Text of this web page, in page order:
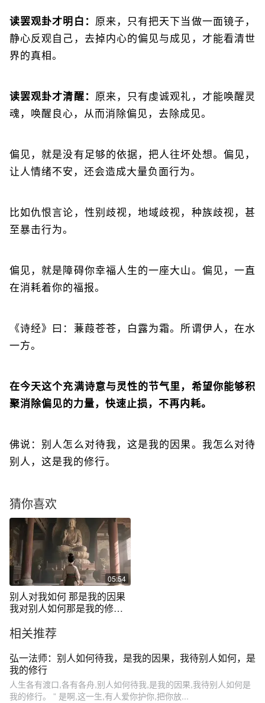
读罢观卦才明白： 原来，只有把天下当做一面镜子，
静心反观自己，去掉内心的偏见与成见，才能看清世
界的真相。
读罢观卦才清醒： 原来，只有虔诚观礼，才能唤醒灵
魂，唤醒良心，从而消除偏见，去除成见。
偏见，就是没有足够的依据，把人往坏处想。偏见，
让人情绪不安，还会造成大量负面行为。
比如仇恨言论，性别歧视，地域歧视，种族歧视，甚
至暴击行为。
偏见，就是障碍你幸福人生的一座大山。偏见，一直
在消耗着你的福报。
《诗经》曰：蒹葭苍苍，白露为霜。所谓伊人，在水
一方。
在今天这个充满诗意与灵性的节气里，希望你能够积
聚消除偏见的力量，快速止损，不再内耗。
佛说：别人怎么对待我，这是我的因果。我怎么对待
别人，这是我的修行。
猜你喜欢
05:54
别人对我如何 那是我的因果
我对别人如何那是我的修
相关推荐
弘一法师：别人如何待我，是我的因果，我待别人如何，是
我的修行
人生各有渡口,各有各舟,别人如何待我,是我的因果,我待别人如何是
我的修行。 ” 是啊,这一生,有人爱你护你,把你放...